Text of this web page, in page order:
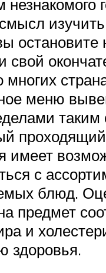
незнакомого
остановите
свой
меню
таким
имеет
с
блюд.
предмет
и
здоровья.